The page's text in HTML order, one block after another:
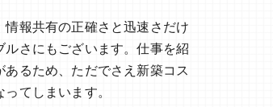
報共有の正確さと迅速さだけ
さにもございます。仕事を紹
るため、ただでさえ新築コス
てしまいます。